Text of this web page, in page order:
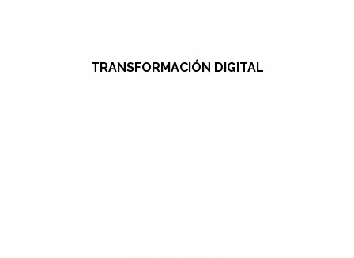
TRANSFORMACIÓN DIGITAL